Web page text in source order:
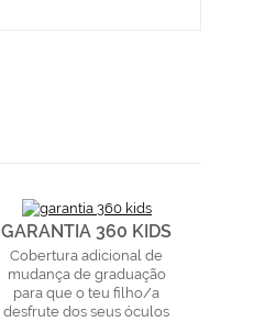
GARANTIA 360 KIDS
Cobertura adicional de
mudança de graduação
para que o teu filho/a
desfrute dos seus óculos